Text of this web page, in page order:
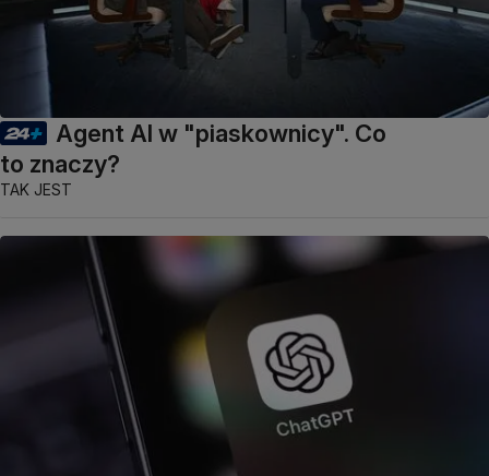
Agent AI w "piaskownicy". Co
to znaczy?
TAK JEST